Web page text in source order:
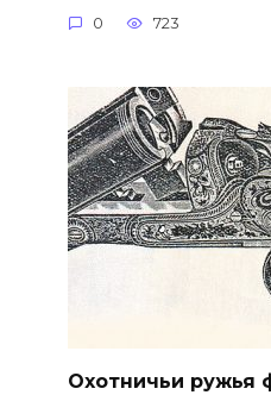
0 723
Охотничьи ружья